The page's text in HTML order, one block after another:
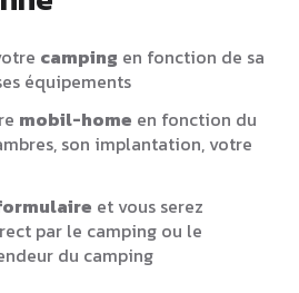
camping en fonction de sa
équipements
mobil-home en fonction du
son implantation, votre
et vous serez
par le camping ou le
du camping